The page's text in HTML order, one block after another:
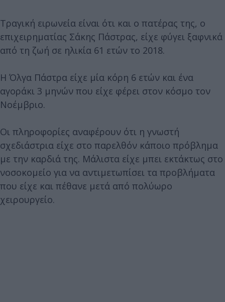
Τραγική ειρωνεία είναι ότι και ο πατέρας της, ο
επιχειρηματίας Σάκης Πάστρας, είχε φύγει ξαφνικά
από τη ζωή σε ηλικία 61 ετών το 2018.
Η Όλγα Πάστρα είχε μία κόρη 6 ετών και ένα
αγοράκι 3 μηνών που είχε φέρει στον κόσμο τον
Νοέμβριο.
Οι πληροφορίες αναφέρουν ότι η γνωστή
σχεδιάστρια είχε στο παρελθόν κάποιο πρόβλημα
με την καρδιά της. Μάλιστα είχε μπει εκτάκτως στο
νοσοκομείο για να αντιμετωπίσει τα προβλήματα
που είχε και πέθανε μετά από πολύωρο
χειρουργείο.